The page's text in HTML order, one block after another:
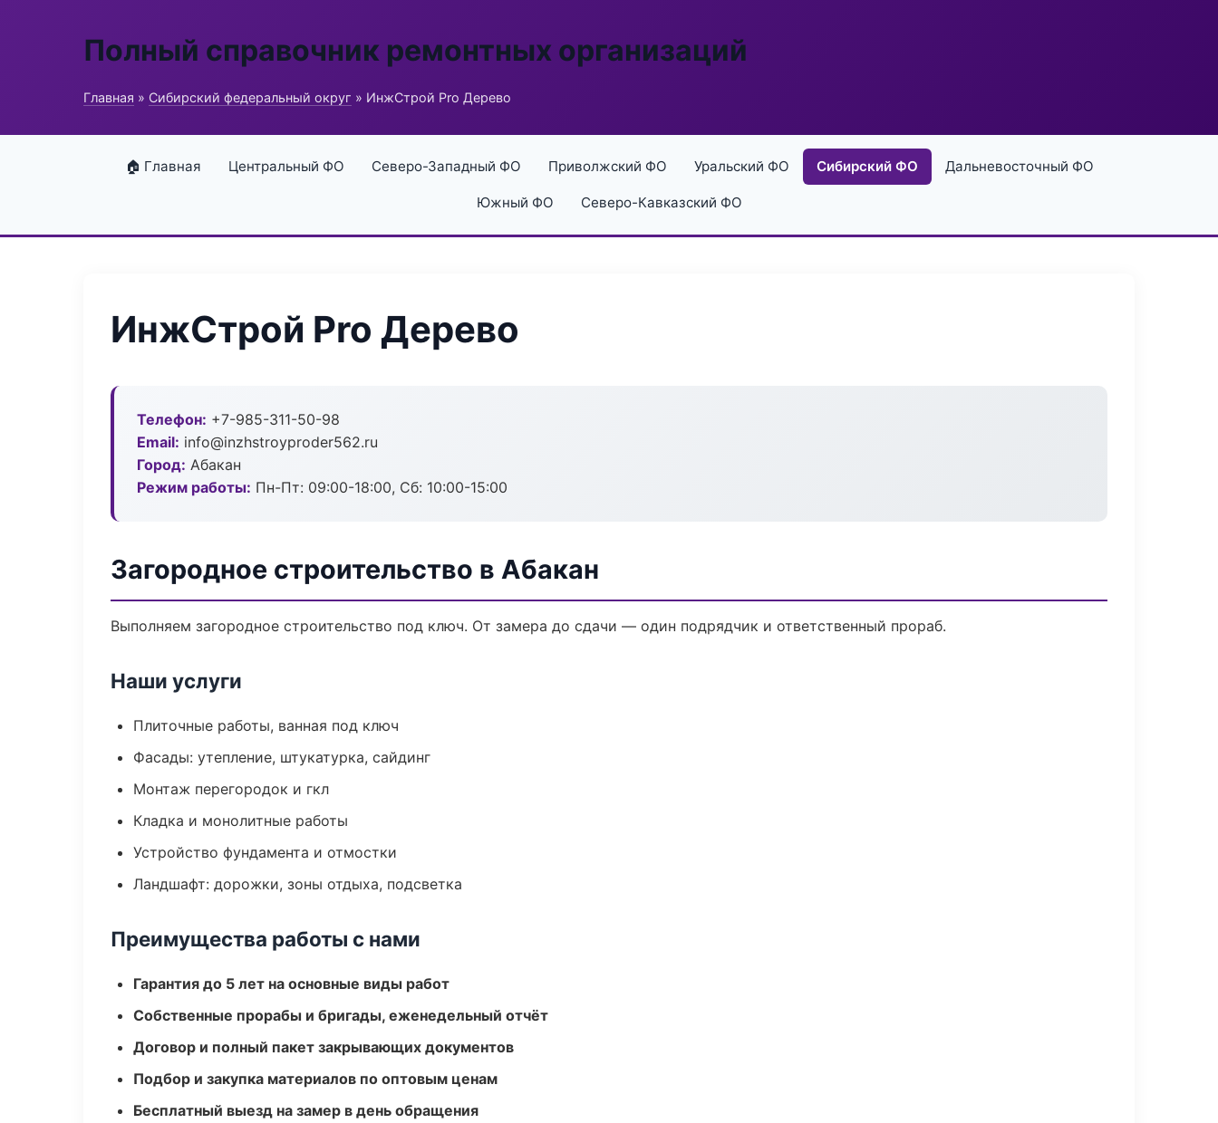
Полный справочник ремонтных организаций
Главная » Сибирский федеральный округ » ИнжСтрой Pro Дерево
🏠 Главная Центральный ФО Северо-Западный ФО Приволжский ФО Уральский ФО Сибирский ФО Дальневосточный ФО
Южный ФО Северо-Кавказский ФО
ИнжСтрой Pro Дерево
Телефон: +7-985-311-50-98
Email: info@inzhstroyproder562.ru
Город: Абакан
Режим работы: Пн-Пт: 09:00-18:00, Сб: 10:00-15:00
Загородное строительство в Абакан
Выполняем загородное строительство под ключ. От замера до сдачи — один подрядчик и ответственный прораб.
Наши услуги
Плиточные работы, ванная под ключ
Фасады: утепление, штукатурка, сайдинг
Монтаж перегородок и гкл
Кладка и монолитные работы
Устройство фундамента и отмостки
Ландшафт: дорожки, зоны отдыха, подсветка
Преимущества работы с нами
Гарантия до 5 лет на основные виды работ
Собственные прорабы и бригады, еженедельный отчёт
Договор и полный пакет закрывающих документов
Подбор и закупка материалов по оптовым ценам
Бесплатный выезд на замер в день обращения